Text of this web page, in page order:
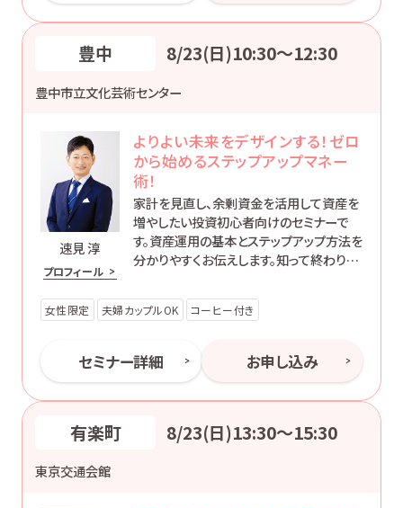
豊中 8/23(日)10:30〜12:30
豊中市立文化芸術センター
速見 淳
プロフィール
よりよい未来をデザインする！ゼロ
から始めるステップアップマネー
術！
家計を見直し、余剰資金を活用して資産を
増やしたい投資初心者向けのセミナーで
す。資産運用の基本とステップアップ方法を
分かりやすくお伝えします。知って終わりで
座です。
女性限定 夫婦カップルOK コーヒー付き
セミナー詳細 お申し込み
有楽町 8/23(日)13:30〜15:30
東京交通会館